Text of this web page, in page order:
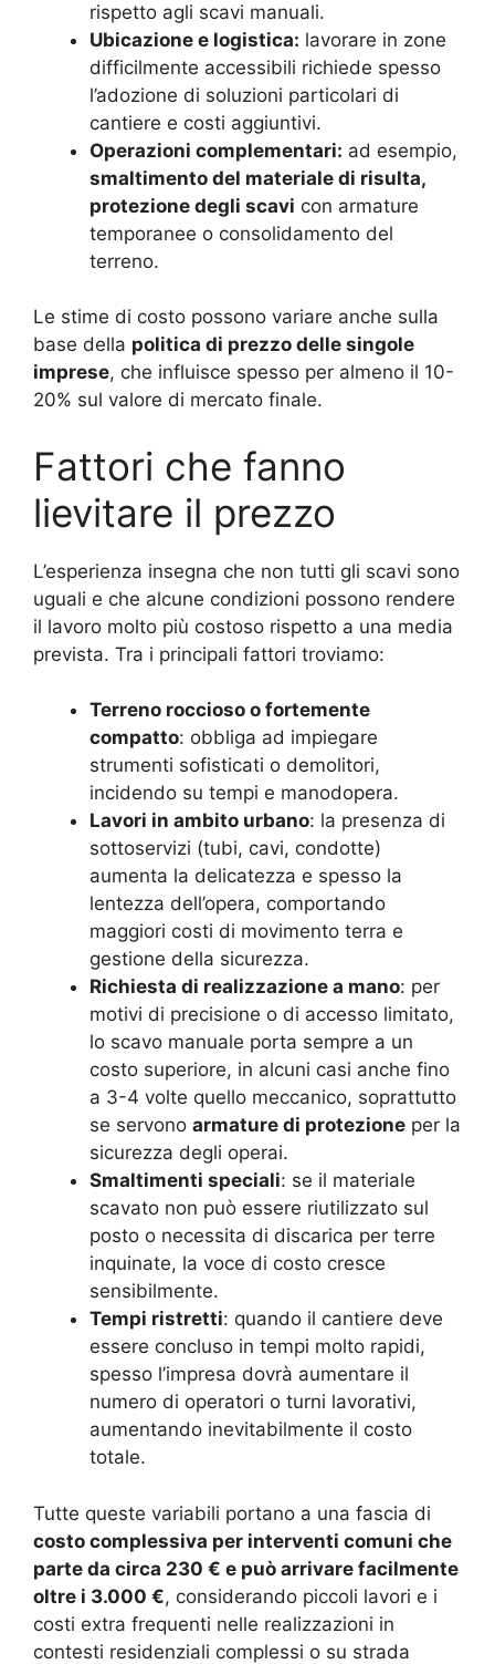
rispetto agli scavi manuali.
Ubicazione e logistica: lavorare in zone
difficilmente accessibili richiede spesso
l’adozione di soluzioni particolari di
cantiere e costi aggiuntivi.
Operazioni complementari: ad esempio,
smaltimento del materiale di risulta,
protezione degli scavi con armature
temporanee o consolidamento del
terreno.
Le stime di costo possono variare anche sulla
base della politica di prezzo delle singole
imprese, che influisce spesso per almeno il 10-
20% sul valore di mercato finale.
Fattori che fanno
lievitare il prezzo
L’esperienza insegna che non tutti gli scavi sono
uguali e che alcune condizioni possono rendere
il lavoro molto più costoso rispetto a una media
prevista. Tra i principali fattori troviamo:
Terreno roccioso o fortemente
compatto: obbliga ad impiegare
strumenti sofisticati o demolitori,
incidendo su tempi e manodopera.
Lavori in ambito urbano: la presenza di
sottoservizi (tubi, cavi, condotte)
aumenta la delicatezza e spesso la
lentezza dell’opera, comportando
maggiori costi di movimento terra e
gestione della sicurezza.
Richiesta di realizzazione a mano: per
motivi di precisione o di accesso limitato,
lo scavo manuale porta sempre a un
costo superiore, in alcuni casi anche fino
a 3-4 volte quello meccanico, soprattutto
se servono armature di protezione per la
sicurezza degli operai.
Smaltimenti speciali: se il materiale
scavato non può essere riutilizzato sul
posto o necessita di discarica per terre
inquinate, la voce di costo cresce
sensibilmente.
Tempi ristretti: quando il cantiere deve
essere concluso in tempi molto rapidi,
spesso l’impresa dovrà aumentare il
numero di operatori o turni lavorativi,
aumentando inevitabilmente il costo
totale.
Tutte queste variabili portano a una fascia di
costo complessiva per interventi comuni che
parte da circa 230 € e può arrivare facilmente
oltre i 3.000 €, considerando piccoli lavori e i
costi extra frequenti nelle realizzazioni in
contesti residenziali complessi o su strada